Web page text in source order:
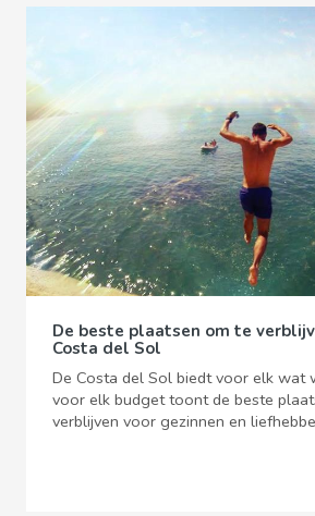
De beste plaatsen om te
Costa del Sol
De Costa del Sol biedt voor elk wat
voor elk budget toont de beste
verblijven voor gezinnen en